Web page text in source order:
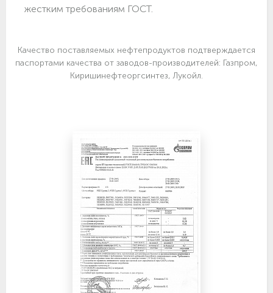
жестким требованиям ГОСТ.
Качество поставляемых нефтепродуктов подтверждается
паспортами качества от заводов-производителей: Газпром,
Киришинефтеоргсинтез, Лукойл.